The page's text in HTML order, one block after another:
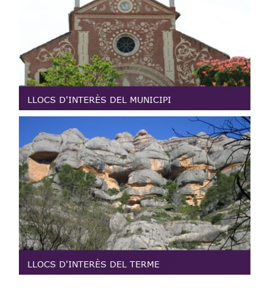
LLOCS D'INTERÈS DEL MUNICIPI
LLOCS D'INTERÈS DEL TERME